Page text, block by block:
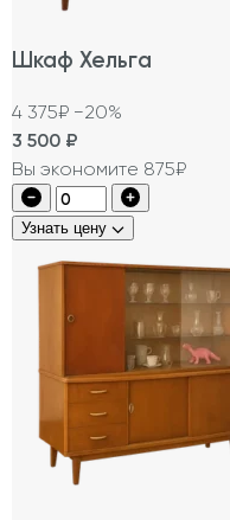
Шкаф Хельга
4 375₽ −20%
3 500 ₽
Вы экономите 875₽
Узнать цену